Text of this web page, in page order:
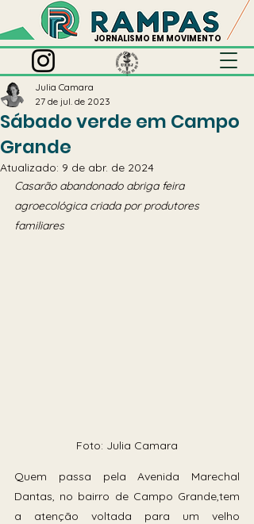
JORNALISMO EM MOVIMENTO
Sábado verde em Campo
Grande
Julia Camara
27 de jul. de 2023
Atualizado: 9 de abr. de 2024
Casarão abandonado abriga feira
agroecológica criada por produtores
familiares
Foto: Julia Camara
Quem passa pela Avenida Marechal
Dantas, no bairro de Campo Grande,tem
a atenção voltada para um velho